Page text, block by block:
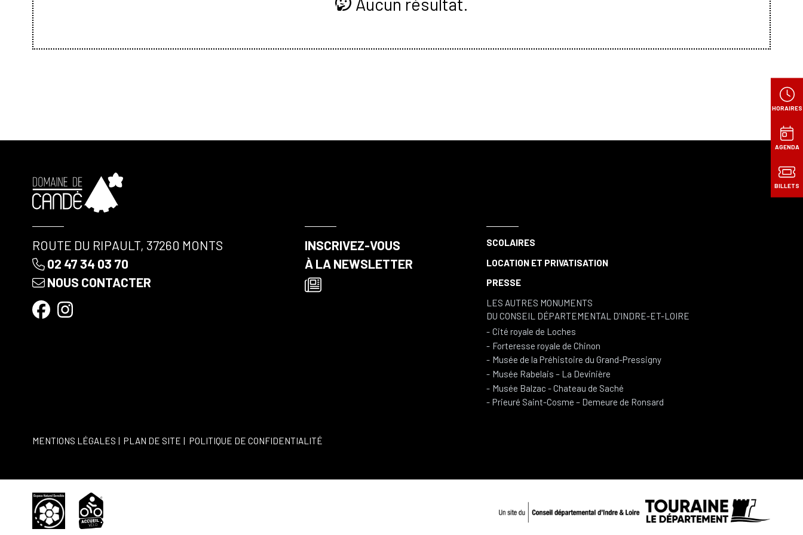
ROUTE DU RIPAULT, 37260 MONTS
02 47 34 03 70
NOUS CONTACTER
INSCRIVEZ-VOUS
À LA NEWSLETTER
SCOLAIRES
LOCATION ET PRIVATISATION
PRESSE
LES AUTRES MONUMENTS
DU CONSEIL DÉPARTEMENTAL D'INDRE-ET-LOIRE
Cité royale de Loches
Forteresse royale de Chinon
Musée de la Préhistoire du Grand-Pressigny
Musée Rabelais – La Devinière
Musée Balzac - Chateau de Saché
Prieuré Saint-Cosme – Demeure de Ronsard
MENTIONS LÉGALES PLAN DE SITE POLITIQUE DE CONFIDENTIALITÉ
HORAIRES
AGENDA
BILLETS